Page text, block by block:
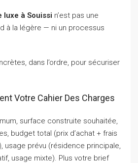
luxe à Souissi n’est pas une
à la légère — ni un processus
dans l’ordre, pour sécuriser
Votre Cahier Des Charges
surface construite souhaitée,
budget total (prix d’achat + frais
usage prévu (résidence principale,
usage mixte). Plus votre brief